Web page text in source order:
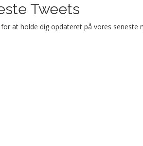
Tweets
for at holde dig opdateret på vores seneste